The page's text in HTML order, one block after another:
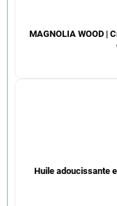
MAGNOLIA WOOD |
Huile adoucissante